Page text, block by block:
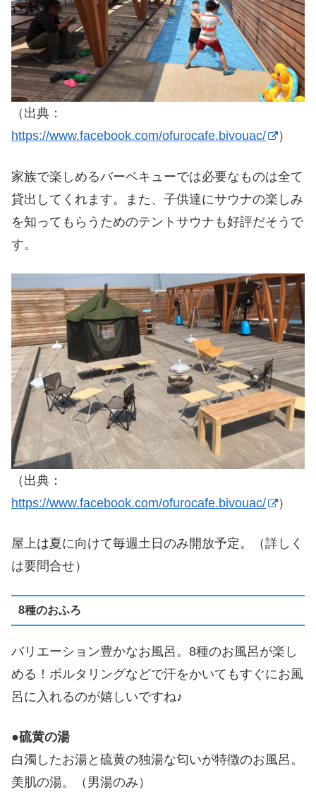
（出典：
https://www.facebook.com/ofurocafe.bivouac/
）
家族で楽しめるバーベキューでは必要なものは全て
貸出してくれます。また、子供達にサウナの楽しみ
を知ってもらうためのテントサウナも好評だそうで
す。
（出典：
https://www.facebook.com/ofurocafe.bivouac/
）
屋上は夏に向けて毎週土日のみ開放予定。（詳しく
は要問合せ）
8種のおふろ
バリエーション豊かなお風呂。8種のお風呂が楽し
める！ボルタリングなどで汗をかいてもすぐにお風
呂に入れるのが嬉しいですね♪
●硫黄の湯
白濁したお湯と硫黄の独湯な匂いが特徴のお風呂。
美肌の湯。（男湯のみ）